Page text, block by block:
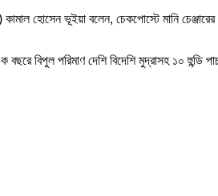
হোসেন ভূইয়া বলেন, চেকপোস্টে মানি
বিপুল পরিমাণ দেশি বিদেশি মুদ্রাসহ ১০ হুন্ডি